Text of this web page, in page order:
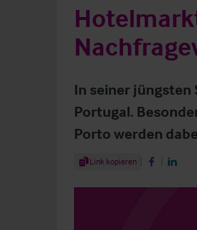
In seiner
Portugal.
Porto werden
Share Article
Link kopieren Share onShare on